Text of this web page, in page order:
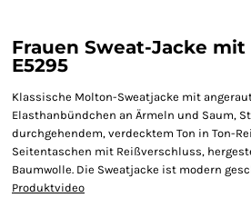
Frauen Sweat-Jacke
E5295
Klassische Molton-Sweatjacke mit
Elasthanbündchen an Ärmeln und Saum,
durchgehendem, verdecktem Ton in Ton-
Seitentaschen mit Reißverschluss,
Baumwolle. Die Sweatjacke ist modern
Produktvideo